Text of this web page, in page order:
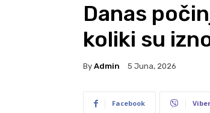
Danas
koliki su
By Admin 5 Juna, 2026
Facebook Viber